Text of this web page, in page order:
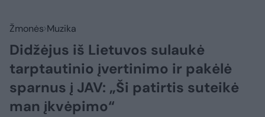
Žmonės Muzika
Didžėjus iš Lietuvos sulaukė
tarptautinio įvertinimo ir pakėlė
sparnus į JAV: „Ši patirtis suteikė
man įkvėpimo“